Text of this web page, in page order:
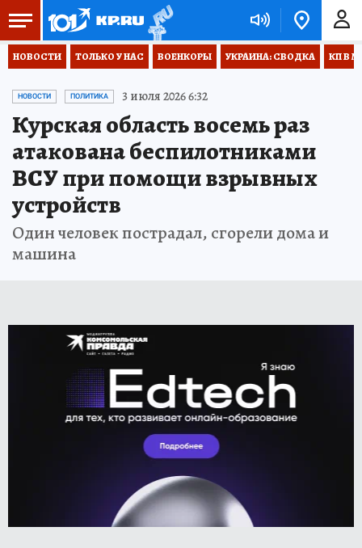
НОВОСТИ ТОЛЬКО У НАС ВОЕНКОРЫ УКРАИНА: СВОДКА КП В
НОВОСТИ ПОЛИТИКА 3 июля 2026 6:32
Курская область восемь раз
атакована беспилотниками
ВСУ при помощи взрывных
устройств
Один человек пострадал, сгорели дома и
машина